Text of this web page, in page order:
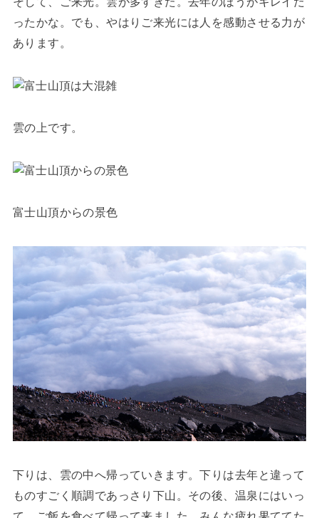
ったかな。でも、やはりご来光には人を感動させる力が
あります。
雲の上です。
富士山頂からの景色
下りは、雲の中へ帰っていきます。下りは去年と違って
ものすごく順調であっさり下山。その後、温泉にはいっ